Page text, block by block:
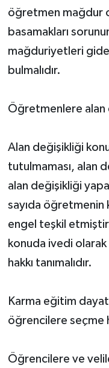
öğretmen mağdur
basamakları
mağduriyetleri
bulmalıdır.
Öğretmenlere alan
Alan değişikliği
tutulmaması, alan
alan değişikliği
sayıda öğretmenin
engel teşkil
konuda ivedi olarak
hakkı tanımalıdır.
Karma eğitim
öğrencilere seçme
Öğrencilere ve